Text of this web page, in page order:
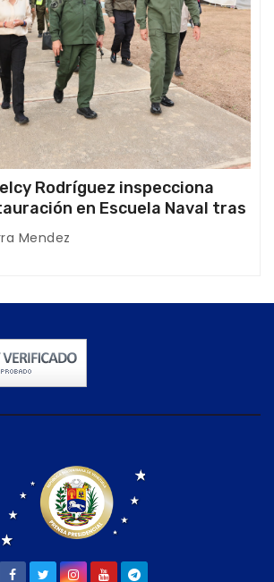
Rodríguez inspecciona
en Escuela Naval tras
en La Guaira
Mendez